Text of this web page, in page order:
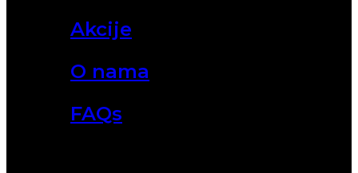
Akcije
O nama
FAQs